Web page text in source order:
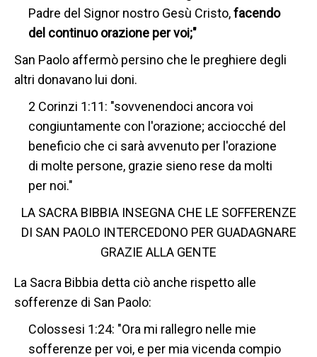
Padre del Signor nostro Gesù Cristo,facendo
del continuo orazione per voi;"
San Paolo affermò persino che le preghiere degli
altri donavano lui doni.
2 Corinzi 1:11: "sovvenendoci ancora voi
congiuntamente con l'orazione; acciocché del
beneficio che ci sarà avvenuto per l'orazione
di molte persone, grazie sieno rese da molti
per noi."
LA SACRA BIBBIA INSEGNA CHE LE SOFFERENZE
DI SAN PAOLO INTERCEDONO PER GUADAGNARE
GRAZIE ALLA GENTE
La Sacra Bibbia detta ciò anche rispetto alle
sofferenze di San Paolo:
Colossesi 1:24: "Ora mi rallegro nelle mie
sofferenze per voi, e per mia vicenda compio